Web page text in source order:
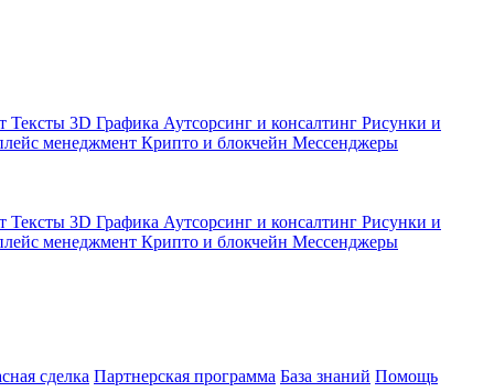
Тексты 3D Графика Аутсорсинг и консалтинг Рисунки и
менеджмент Крипто и блокчейн Мессенджеры
Тексты 3D Графика Аутсорсинг и консалтинг Рисунки и
менеджмент Крипто и блокчейн Мессенджеры
сделка Партнерская программа База знаний Помощь